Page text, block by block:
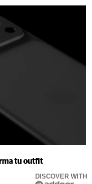
tu outfit
DISCOVER WITH